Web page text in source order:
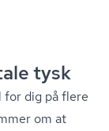
tysk
for dig på flere
om at